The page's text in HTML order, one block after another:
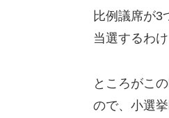
比例議席が3
当選するわけ
ところがこの
ので、小選